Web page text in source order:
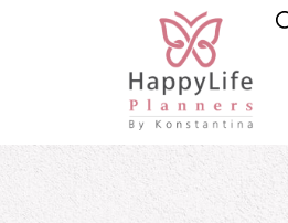
Ημερολόγιο Μαμάς/ ΗΜΕΡΟΛΟΓΙΟ